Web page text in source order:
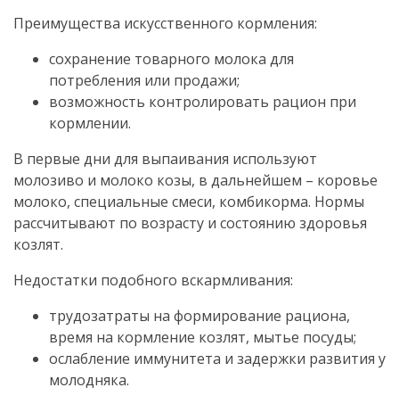
Преимущества искусственного кормления:
сохранение товарного молока для
потребления или продажи;
возможность контролировать рацион при
кормлении.
В первые дни для выпаивания используют
молозиво и молоко козы, в дальнейшем – коровье
молоко, специальные смеси, комбикорма. Нормы
рассчитывают по возрасту и состоянию здоровья
козлят.
Недостатки подобного вскармливания:
трудозатраты на формирование рациона,
время на кормление козлят, мытье посуды;
ослабление иммунитета и задержки развития у
молодняка.